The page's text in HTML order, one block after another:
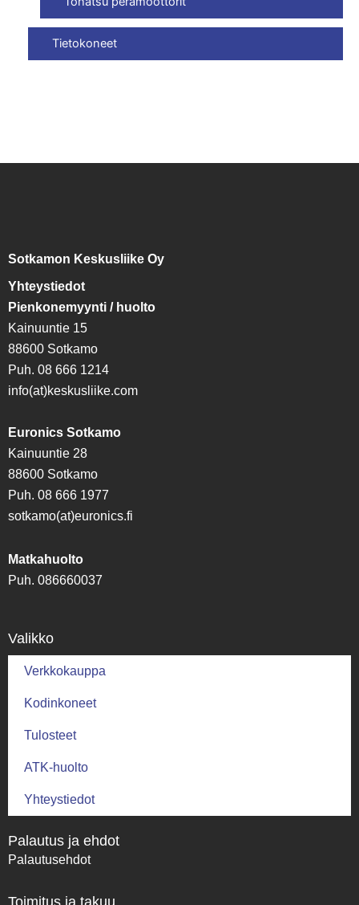
Tietokoneet
Sotkamon Keskusliike Oy
Yhteystiedot
Pienkonemyynti / huolto
Kainuuntie 15
88600 Sotkamo
Puh. 08 666 1214
info(at)keskusliike.com
Euronics Sotkamo
Kainuuntie 28
88600 Sotkamo
Puh. 08 666 1977
sotkamo(at)euronics.fi
Matkahuolto
Puh. 086660037
Valikko
Verkkokauppa
Kodinkoneet
Tulosteet
ATK-huolto
Yhteystiedot
Palautus ja ehdot
Palautusehdot
Toimitus ja takuu